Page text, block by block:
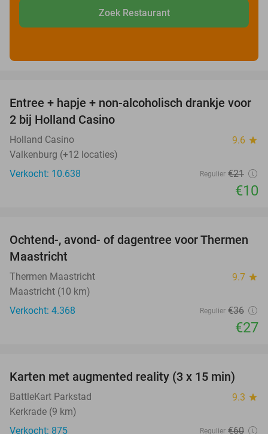
Zoek Restaurant
52%
Entree + hapje + non-alcoholisch drankje voor
2 bij Holland Casino
Holland Casino 9.6 star
Valkenburg (+12 locaties)
Verkocht: 10.638
Regulier €21
€10
25%
Ochtend-, avond- of dagentree voor Thermen
Maastricht
Thermen Maastricht 9.7 star
Maastricht (10 km)
Verkocht: 4.368
Regulier €36
€27
35%
Karten met augmented reality (3 x 15 min)
BattleKart Parkstad 9.3 star
Kerkrade (9 km)
Verkocht: 875
Regulier €60